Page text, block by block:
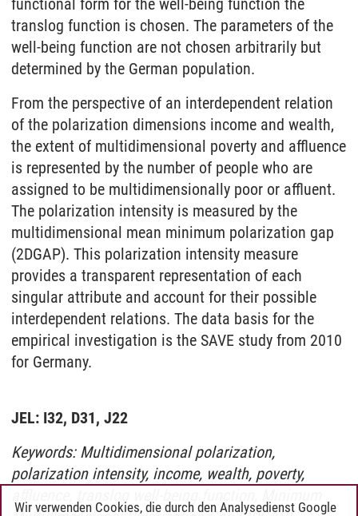
functional form for the well-being function the
translog function is chosen. The parameters of the
well-being function are not chosen arbitrarily but
determined by the German population.
From the perspective of an interdependent relation
of the polarization dimensions income and wealth,
the extent of multidimensional poverty and affluence
is represented by the number of people who are
assigned to be multidimensionally poor or affluent.
The polarization intensity is measured by the
multidimensional mean minimum polarization gap
(2DGAP). This polarization intensity measure
provides a transparent representation of each
singular attribute and account for their possible
interdependent relations. The data basis for the
empirical investigation is the SAVE study from 2010
for Germany.
JEL: I32, D31, J22
Keywords: Multidimensional polarization,
polarization intensity, income, wealth, poverty,
Wir verwenden Cookies, die durch den Analysedienst Google